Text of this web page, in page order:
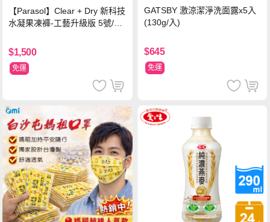
【Parasol】Clear + Dry 新科技
水凝果凍褲-工藝升級版 5號/XL
$1,500
免運
GATSBY 激涼潔淨洗面露x5入
(130g/入)
$645
免運